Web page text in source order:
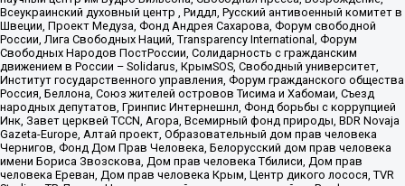
Всеукраинский духовный центр , Риддл, Русский антивоенный комитет в
Швеции, Проект Медуза, Фонд Андрея Сахарова, Форум свободной
России, Лига Свободных Наций, Transparеncy International, Форум
Свободных Народов ПостРоссии, Солидарность с гражданским
движением в России – Solidarus, КрымSOS, Свободный университет,
Институт государственного управления, Форум гражданского общества
Россия, Беллона, Союз жителей островов Тисима и Хабомаи, Съезд
народных депутатов, Гринпис Интернешнл, Фонд борьбы с коррупцией
Инк, Завет церквей TCCN, Агора, Всемирный фонд природы, BDR Novaja
Gazeta-Europe, Алтай проект, Образовательный дом прав человека
Чернигов, Фонд Дом Прав Человека, Белорусский дом прав человека
имени Бориса Звозскова, Дом прав человека Тбилиси, Дом прав
человека Ереван, Дом прав человека Крым, Центр дикого лосося, TVR